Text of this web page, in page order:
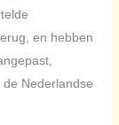
en hebben
Nederlandse